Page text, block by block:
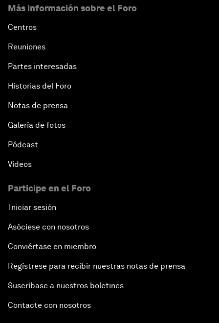
Más información sobre el Foro
Centros
Reuniones
Partes interesadas
Historias del Foro
Notas de prensa
Galería de fotos
Pódcast
Vídeos
Participe en el Foro
Iniciar sesión
Asóciese con nosotros
Conviértase en miembro
Regístrese para recibir nuestras notas de prensa
Suscríbase a nuestros boletines
Contacte con nosotros